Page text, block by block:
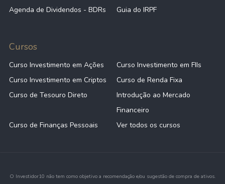
Agenda de Dividendos - BDRs Guia do IRPF
Cursos
Curso Investimento em Ações
Curso Investimento em FIIs
Curso Investimento em Criptos
Curso de Renda Fixa
Curso de Tesouro Direto
Introdução ao Mercado
Financeiro
Curso de Finanças Pessoais
Ver todos os cursos
O Investidor10 não tem como objetivo a recomendação e/ou sugestão de compra de ativos.